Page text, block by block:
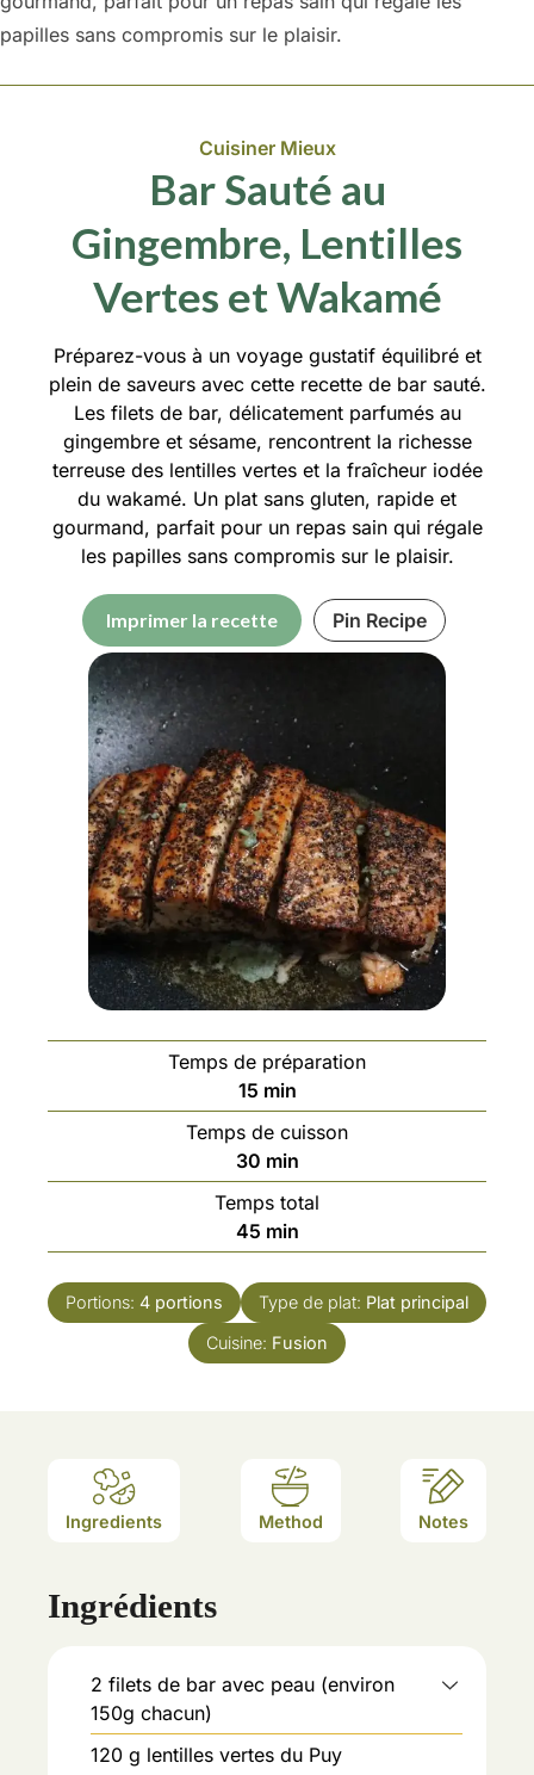
papilles sans compromis sur le plaisir.
Cuisiner Mieux
Bar Sauté au
Gingembre, Lentilles
Vertes et Wakamé
Préparez-vous à un voyage gustatif équilibré et
plein de saveurs avec cette recette de bar sauté.
Les filets de bar, délicatement parfumés au
gingembre et sésame, rencontrent la richesse
terreuse des lentilles vertes et la fraîcheur iodée
du wakamé. Un plat sans gluten, rapide et
gourmand, parfait pour un repas sain qui régale
les papilles sans compromis sur le plaisir.
Imprimer la recette Pin Recipe
Temps de préparation
15 min
Temps de cuisson
30 min
Temps total
45 min
Portions: 4 portions Type de plat: Plat principal
Cuisine: Fusion
Ingredients Method Notes
Ingrédients
2 filets de bar avec peau (environ
150g chacun)
120 g lentilles vertes du Puy